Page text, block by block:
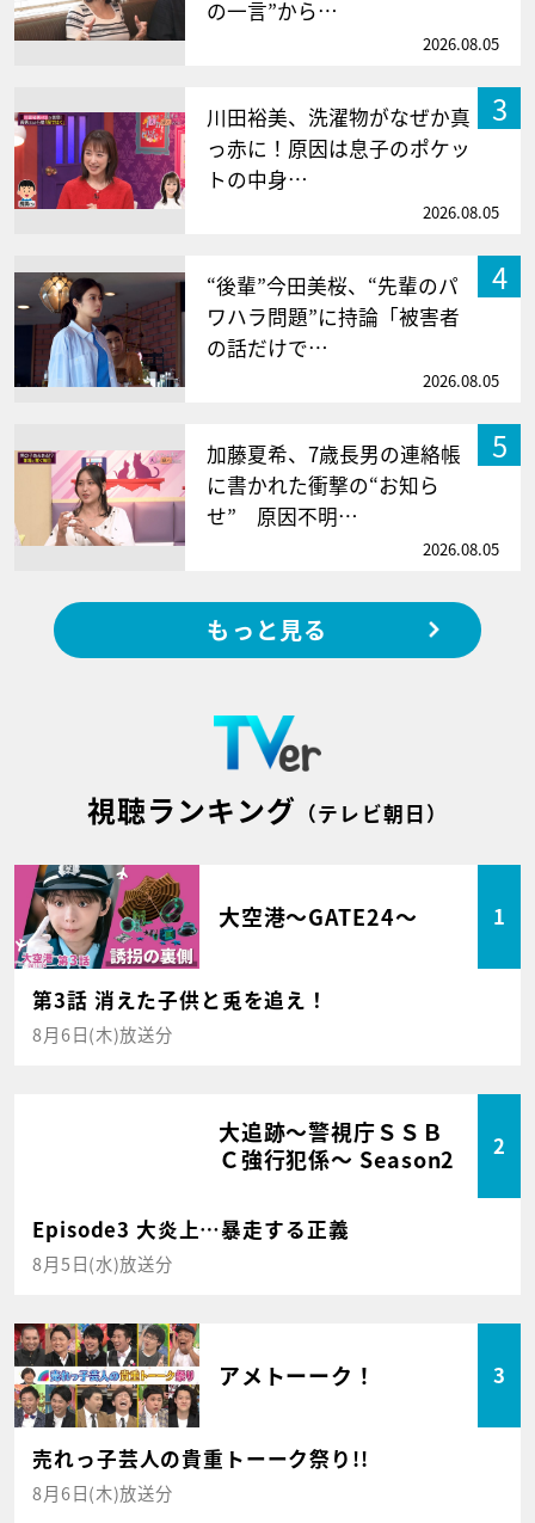
の一言”から…
2026.08.05
3
川田裕美、洗濯物がなぜか真
っ赤に！原因は息子のポケッ
トの中身…
2026.08.05
4
“後輩”今田美桜、“先輩のパ
ワハラ問題”に持論「被害者
の話だけで…
2026.08.05
5
加藤夏希、7歳長男の連絡帳
に書かれた衝撃の“お知ら
せ” 原因不明…
2026.08.05
もっと見る
視聴ランキング （テレビ朝日）
大空港～GATE24～ 1
第3話 消えた子供と兎を追え！
8月6日(木)放送分
大追跡～警視庁ＳＳＢ
Ｃ強行犯係～ Season2
2
Episode3 大炎上…暴走する正義
8月5日(水)放送分
アメトーーク！ 3
売れっ子芸人の貴重トーーク祭り!!
8月6日(木)放送分